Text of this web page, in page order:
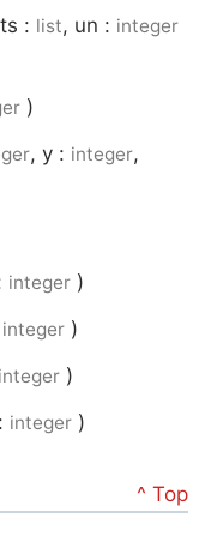
: list, un : integer
)
, y : integer,
integer )
integer )
integer )
integer )
^ Top